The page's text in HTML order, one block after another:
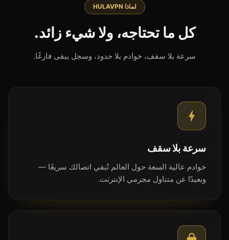
لماذا HULAVPN
كل ما تحتاجه، ولا شيء زائد.
سرعة بلا سقف، خوادم بلا حدود، وسجل يبقى فارغًا.
سرعة بلا سقف
خوادم عالية السعة حول العالم تُبقي اتصالك سريعًا —
وبعيدًا عن متناول مجرمي الإنترنت.